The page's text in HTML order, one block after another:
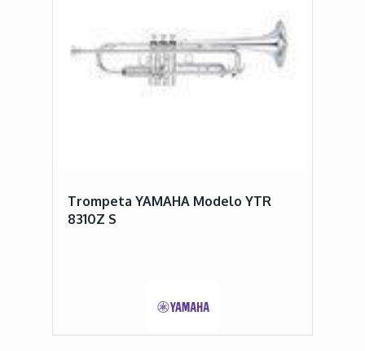
Trompeta YAMAHA Modelo YTR
8310Z S